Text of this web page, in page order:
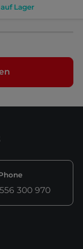
auf Lager
300 970